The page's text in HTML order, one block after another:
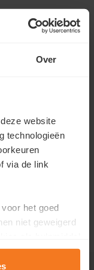
Over
website
technologieën
via de link
het goed
niet geweigerd
de embedded
Linkedin